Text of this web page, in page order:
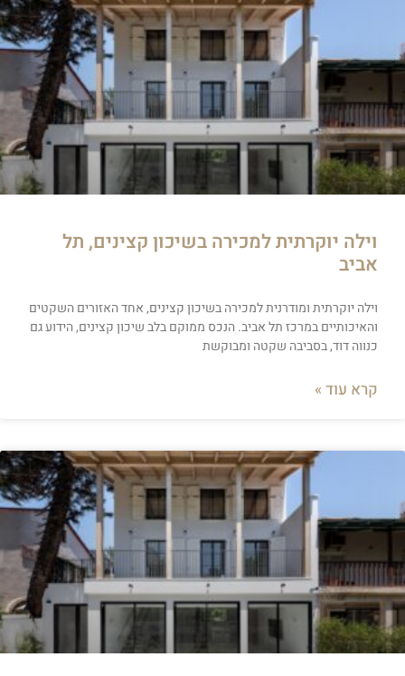
וילה יוקרתית למכירה בשיכון קצינים, תל
אביב
וילה יוקרתית ומודרנית למכירה בשיכון קצינים, אחד האזורים השקטים
והאיכותיים במרכז תל אביב. הנכס ממוקם בלב שיכון קצינים, הידוע גם
כנווה דוד, בסביבה שקטה ומבוקשת
קרא עוד »